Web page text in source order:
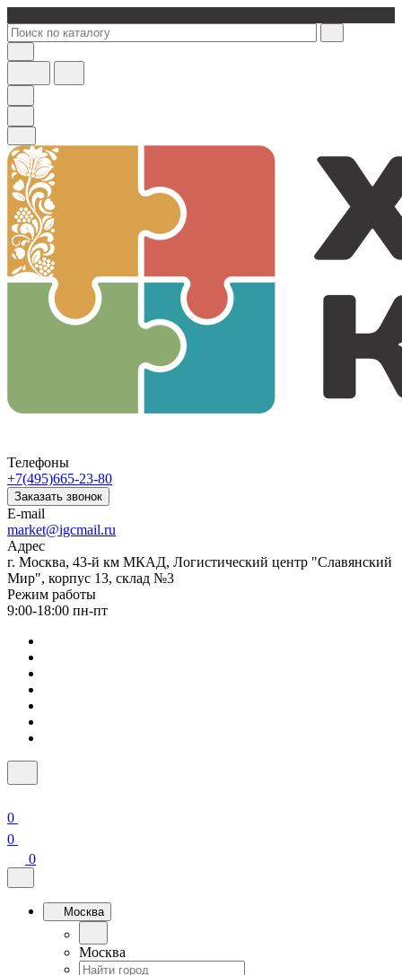
Телефоны
+7(495)665-23-80
Заказать звонок
E-mail
market@igcmail.ru
Адрес
г. Москва, 43-й км МКАД, Логистический центр "Славянский
Мир", корпус 13, склад №3
Режим работы
9:00-18:00 пн-пт
0
0
0
Москва
Москва